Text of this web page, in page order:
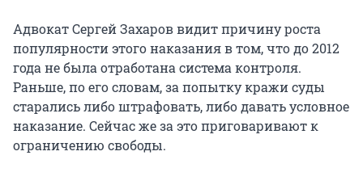
Адвокат Сергей Захаров видит причину роста
популярности этого наказания в том, что до 2012
года не была отработана система контроля.
Раньше, по его словам, за попытку кражи суды
старались либо штрафовать, либо давать условное
наказание. Сейчас же за это приговаривают к
ограничению свободы.